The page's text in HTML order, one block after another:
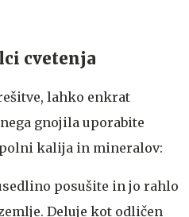
cvetenja
lahko enkrat
gnojila uporabite
kalija in mineralov:
posušite in jo rahlo
Deluje kot odličen